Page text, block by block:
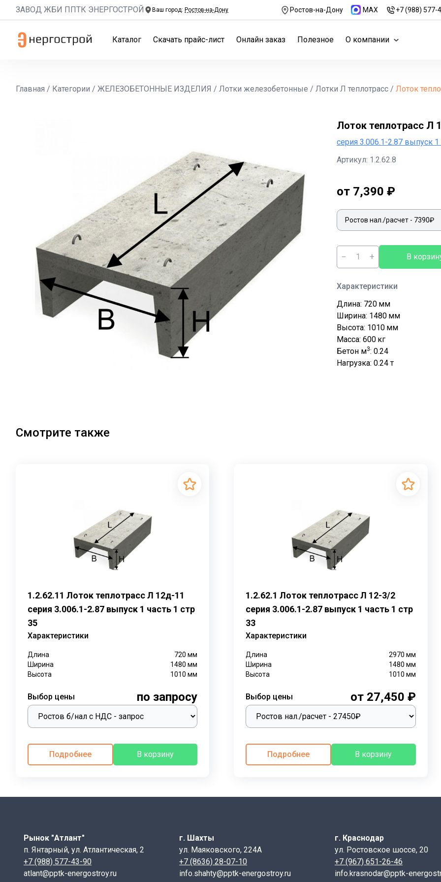
ЗАВОД ЖБИ ППТК ЭНЕРГОСТРОЙ Ваш город: Ростов-на-Дону Ростов-на-Дону MAX +7 (988) 577-
Каталог Скачать прайс-лист Онлайн заказ Полезное О компании
Главная / Категории / ЖЕЛЕЗОБЕТОННЫЕ ИЗДЕЛИЯ / Лотки железобетонные / Лотки Л теплотрасс / Лоток
Лоток теплотрасс Л
серия 3.006.1-2.87 выпуск 1
Артикул: 1.2.62.8
от 7,390 ₽
− + В
Характеристики
Длина: 720 мм
Ширина: 1480 мм
Высота: 1010 мм
Масса: 600 кг
Бетон м3: 0.24
Нагрузка: 0.24т
Смотрите также
1.2.62.11 Лоток теплотрасс Л 12д-11
серия 3.006.1-2.87 выпуск 1 часть 1 стр
35
Характеристики
Длина 720мм
Ширина
1480мм
Высота
1010мм
Выбор цены по запросу
Подробнее В корзину
1.2.62.1 Лоток теплотрасс Л 12-3/2
серия 3.006.1-2.87 выпуск 1 часть 1 стр
33
Характеристики
Длина 2970 мм
Ширина
1480 мм
Высота
1010 мм
Выбор цены от 27,450 ₽
Подробнее В корзину
Рынок "Атлант"
п. Янтарный, ул. Атлантическая, 2
+7 (988) 577-43-90
atlant@pptk-energostroy.ru
г. Шахты
ул. Маяковского, 224А
+7 (8636) 28-07-10
info.shahty@pptk-energostroy.ru
г. Краснодар
ул. Ростовское шоссе, 20
+7 (967) 651-26-46
info.krasnodar@pptk-